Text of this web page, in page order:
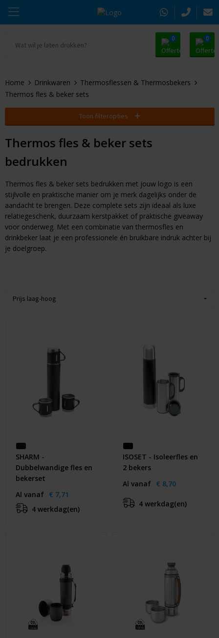
0 0
Drinkwaren
Kleding & Textiel
Elektronica & Gadgets
Beurs & Event
Sleutelhangers & Tools
Huis & Lifestyle
Outdoor & Vrije Tijd
Gezondheid & Verzorging
Cadeaubonnen
Alle promosnoepje
Zomer
Pasen
Eindejaarsgeschenken
Alle geefmomenten
Thule
Moleskine
Home Drinkwaren
Thermosflessen & Thermosbekers
Thermos fles & beker sets
Toon filteropties
Thermos fles & beker sets
bedrukken
Thermos fles & beker sets bedrukken met jouw logo is een
stijlvolle en praktische manier om je merk dagelijks onder de
aandacht te brengen. Deze complete sets zijn ideaal als luxe
relatiegeschenk, duurzaam kerstpakket of praktische giveaway
voor onderweg. Met een combinatie van thermosfles en
drinkbeker laat je een professionele én bruikbare indruk achter bij
je doelgroep.
SHARM -
Dubbelwandige fles en
bekerset
Al vanaf € 7,71
4 werkdag(en)
ISOSET - Isoleerfles en
2 bekers
Al vanaf € 8,70
4 werkdag(en)